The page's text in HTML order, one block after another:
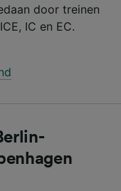
door treinen
IC en EC.